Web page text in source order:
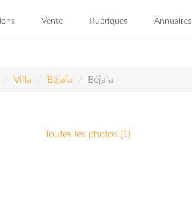
Vente Rubriques Annuaires
Villa Béjaïa Béjaia
Toutes les photos (1)